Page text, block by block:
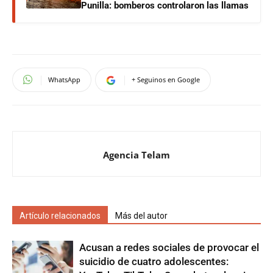
Punilla: bomberos controlaron las llamas
WhatsApp + Seguinos en Google
Agencia Telam
Artículo relacionados Más del autor
Acusan a redes sociales de provocar el
suicidio de cuatro adolescentes: